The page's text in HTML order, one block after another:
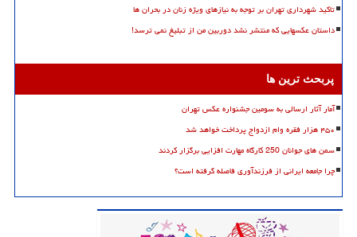
تاکید شهرداری تهران بر توجه به نیازهای ویژه زنان در بحران ها
داستان عکسهایی که منتشر نشد دوربین من از تبلیغ نمی ترسد!
پربحث ترین ها
آمار آثار ارسالی به سومین جشنواره عکس تهران
۴۵۰ هزار فقره وام ازدواج پرداخت خواهد شد
سمن های جوانان 250 کارگاه مهارت افزایی برگزار کردند
چرا جامعه ایرانی از فرزندآوری فاصله گرفته است؟